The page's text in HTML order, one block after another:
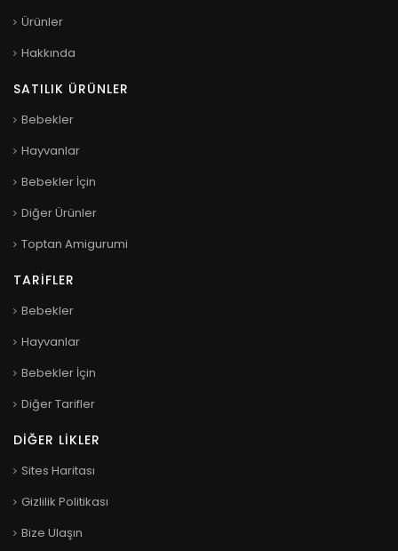
Ürünler
Hakkında
SATILIK ÜRÜNLER
Bebekler
Hayvanlar
Bebekler İçin
Diğer Ürünler
Toptan Amigurumi
TARIFLER
Bebekler
Hayvanlar
Bebekler İçin
Diğer Tarifler
DIĞER LIKLER
Sites Haritası
Gizlilik Politikası
Bize Ulaşın